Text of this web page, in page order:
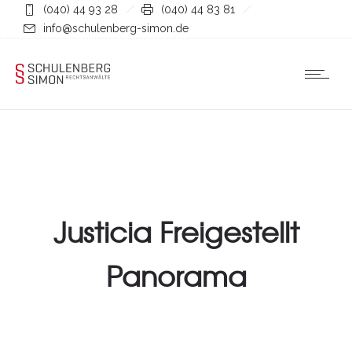
(040) 44 93 28
(040) 44 83 81
info@schulenberg-simon.de
Justicia Freigestellt
Panorama